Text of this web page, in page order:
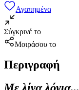
Αγαπημένα
Σύγκρινέ το
Μοιράσου το
Περιγραφή